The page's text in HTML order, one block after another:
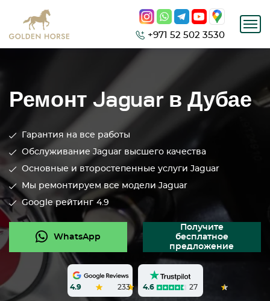
+971 52 502 3530
Ремонт Jaguar в Дубае
Гарантия на все работы
Обслуживание Jaguar высшего качества
Основные и второстепенные услуги Jaguar
Мы ремонтируем все модели Jaguar
Google рейтинг 4.9
WhatsApp
Получите
бесплатное
предложение
4.9 233 4.6 27